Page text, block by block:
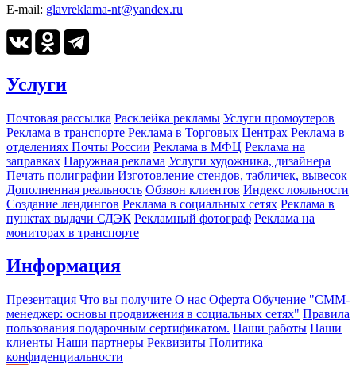
E-mail: glavreklama-nt@yandex.ru
Услуги
Почтовая рассылка Расклейка рекламы Услуги промоутеров
Реклама в транспорте Реклама в Торговых Центрах Реклама в
отделениях Почты России Реклама в МФЦ Реклама на
заправках Наружная реклама Услуги художника, дизайнера
Печать полиграфии Изготовление стендов, табличек, вывесок
Дополненная реальность Обзвон клиентов Индекс лояльности
Создание лендингов Реклама в социальных сетях Реклама в
пунктах выдачи СДЭК Рекламный фотограф Реклама на
мониторах в транспорте
Информация
Презентация Что вы получите О нас Оферта Обучение "СМM-
менеджер: основы продвижения в социальных сетях" Правила
пользования подарочным сертификатом. Наши работы Наши
клиенты Наши партнеры Реквизиты Политика
конфиденциальности